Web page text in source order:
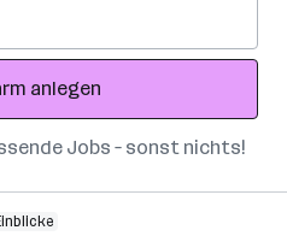
anlegen
Jobs – sonst nichts!